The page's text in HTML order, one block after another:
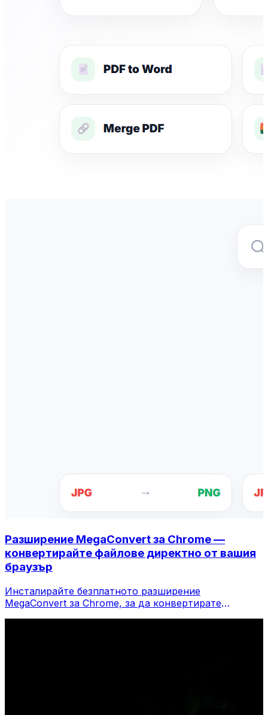
Разширение MegaConvert за Chrome —
конвертирайте файлове директно от вашия
браузър
Инсталирайте безплатното разширение
MegaConvert за Chrome, за да конвертирате